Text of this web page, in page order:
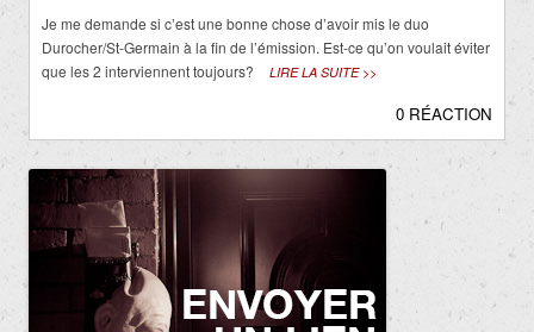
Je me demande si c’est une bonne chose d’avoir mis le duo
Durocher/St-Germain à la fin de l’émission. Est-ce qu’on voulait éviter
que les 2 interviennent toujours?
LIRE LA SUITE >>
0 RÉACTION